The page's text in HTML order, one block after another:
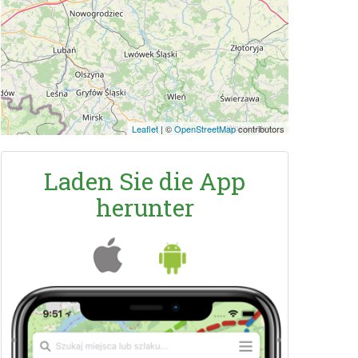
Leaflet | ©OpenStreetMapcontributors
Laden Sie die App
herunter